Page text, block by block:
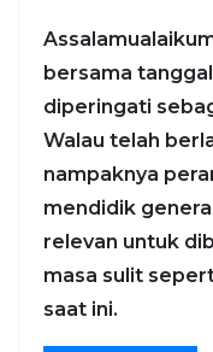
bersama
diperingati
Walau telah
nampaknya
mendidik
relevan untuk
masa sulit
saat ini.